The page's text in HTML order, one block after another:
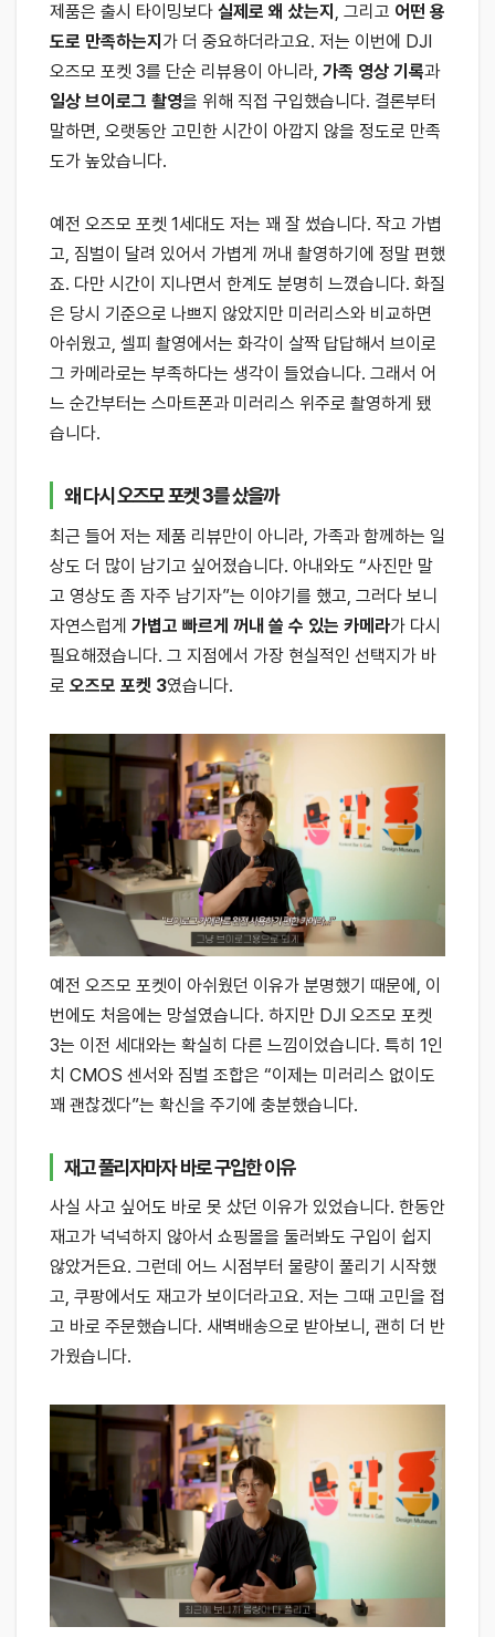
제품은 출시 타이밍보다 실제로 왜 샀는지 , 그리고 어떤 용
도로 만족하는지 가 더 중요하더라고요. 저는 이번에 DJI
오즈모 포켓 3를 단순 리뷰용이 아니라, 가족 영상 기록과
일상 브이로그 촬영을 위해 직접 구입했습니다. 결론부터
말하면, 오랫동안 고민한 시간이 아깝지 않을 정도로 만족
도가 높았습니다.
예전 오즈모 포켓 1세대도 저는 꽤 잘 썼습니다. 작고 가볍
고, 짐벌이 달려 있어서 가볍게 꺼내 촬영하기에 정말 편했
죠. 다만 시간이 지나면서 한계도 분명히 느꼈습니다. 화질
은 당시 기준으로 나쁘지 않았지만 미러리스와 비교하면
아쉬웠고, 셀피 촬영에서는 화각이 살짝 답답해서 브이로
그 카메라로는 부족하다는 생각이 들었습니다. 그래서 어
느 순간부터는 스마트폰과 미러리스 위주로 촬영하게 됐
습니다.
왜 다시 오즈모 포켓 3를 샀을까
최근 들어 저는 제품 리뷰만이 아니라, 가족과 함께하는 일
상도 더 많이 남기고 싶어졌습니다. 아내와도 “사진만 말
고 영상도 좀 자주 남기자”는 이야기를 했고, 그러다 보니
자연스럽게 가볍고 빠르게 꺼내 쓸 수 있는 카메라가 다시
필요해졌습니다. 그 지점에서 가장 현실적인 선택지가 바
로 오즈모 포켓 3였습니다.
예전 오즈모 포켓이 아쉬웠던 이유가 분명했기 때문에, 이
번에도 처음에는 망설였습니다. 하지만 DJI 오즈모 포켓
3는 이전 세대와는 확실히 다른 느낌이었습니다. 특히 1인
치 CMOS 센서와 짐벌 조합은 “이제는 미러리스 없이도
꽤 괜찮겠다”는 확신을 주기에 충분했습니다.
재고 풀리자마자 바로 구입한 이유
사실 사고 싶어도 바로 못 샀던 이유가 있었습니다. 한동안
재고가 넉넉하지 않아서 쇼핑몰을 둘러봐도 구입이 쉽지
않았거든요. 그런데 어느 시점부터 물량이 풀리기 시작했
고, 쿠팡에서도 재고가 보이더라고요. 저는 그때 고민을 접
고 바로 주문했습니다. 새벽배송으로 받아보니, 괜히 더 반
가웠습니다.